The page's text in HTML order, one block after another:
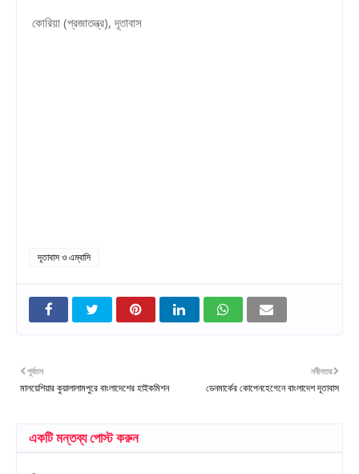
কোরিয়া (প্রজাতন্ত্র), দূতাবাস
দূতাবাস ও এম্বাসি
নবীনতর
ডেনমার্কের কোপেনহেগেনে বাংলাদেশ দূতাবাস
পূর্বতন
মালয়েশিয়ার কুয়ালালামপুরে বাংলাদেশের হাইকমিশন
একটি মন্তব্য পোস্ট করুন